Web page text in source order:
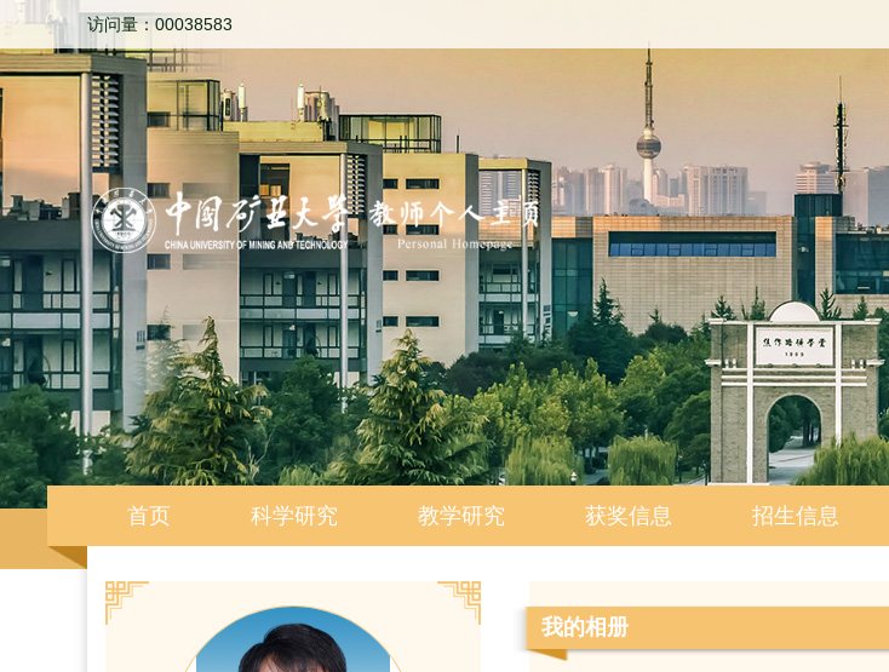
访问量： 00038583
首页 科学研究 教学研究 获奖信息 招生信息
我的相册